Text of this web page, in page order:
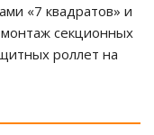
«7 квадратов» и
секционных
роллет на